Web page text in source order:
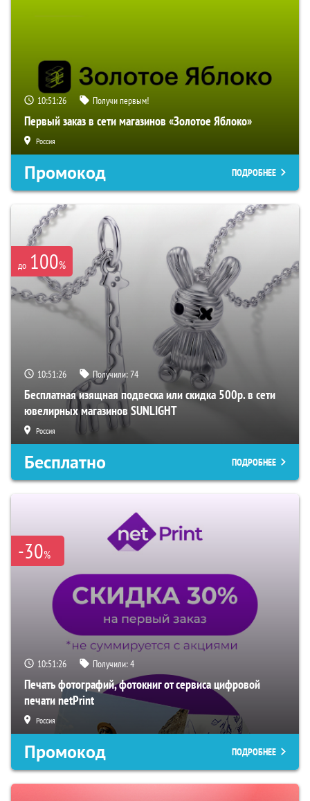
10:51:25 Получи первым!
Первый заказ в сети магазинов «Золотое Яблоко»
Россия
Промокод ПОДРОБНЕЕ
до 100%
10:51:25 Получили:74
Бесплатная изящная подвеска или скидка 500р. в сети
ювелирных магазинов SUNLIGHT
Россия
Бесплатно ПОДРОБНЕЕ
-30%
10:51:25 Получили:4
Печать фотографий, фотокниг от сервиса цифровой
печати netPrint
Россия
Промокод ПОДРОБНЕЕ